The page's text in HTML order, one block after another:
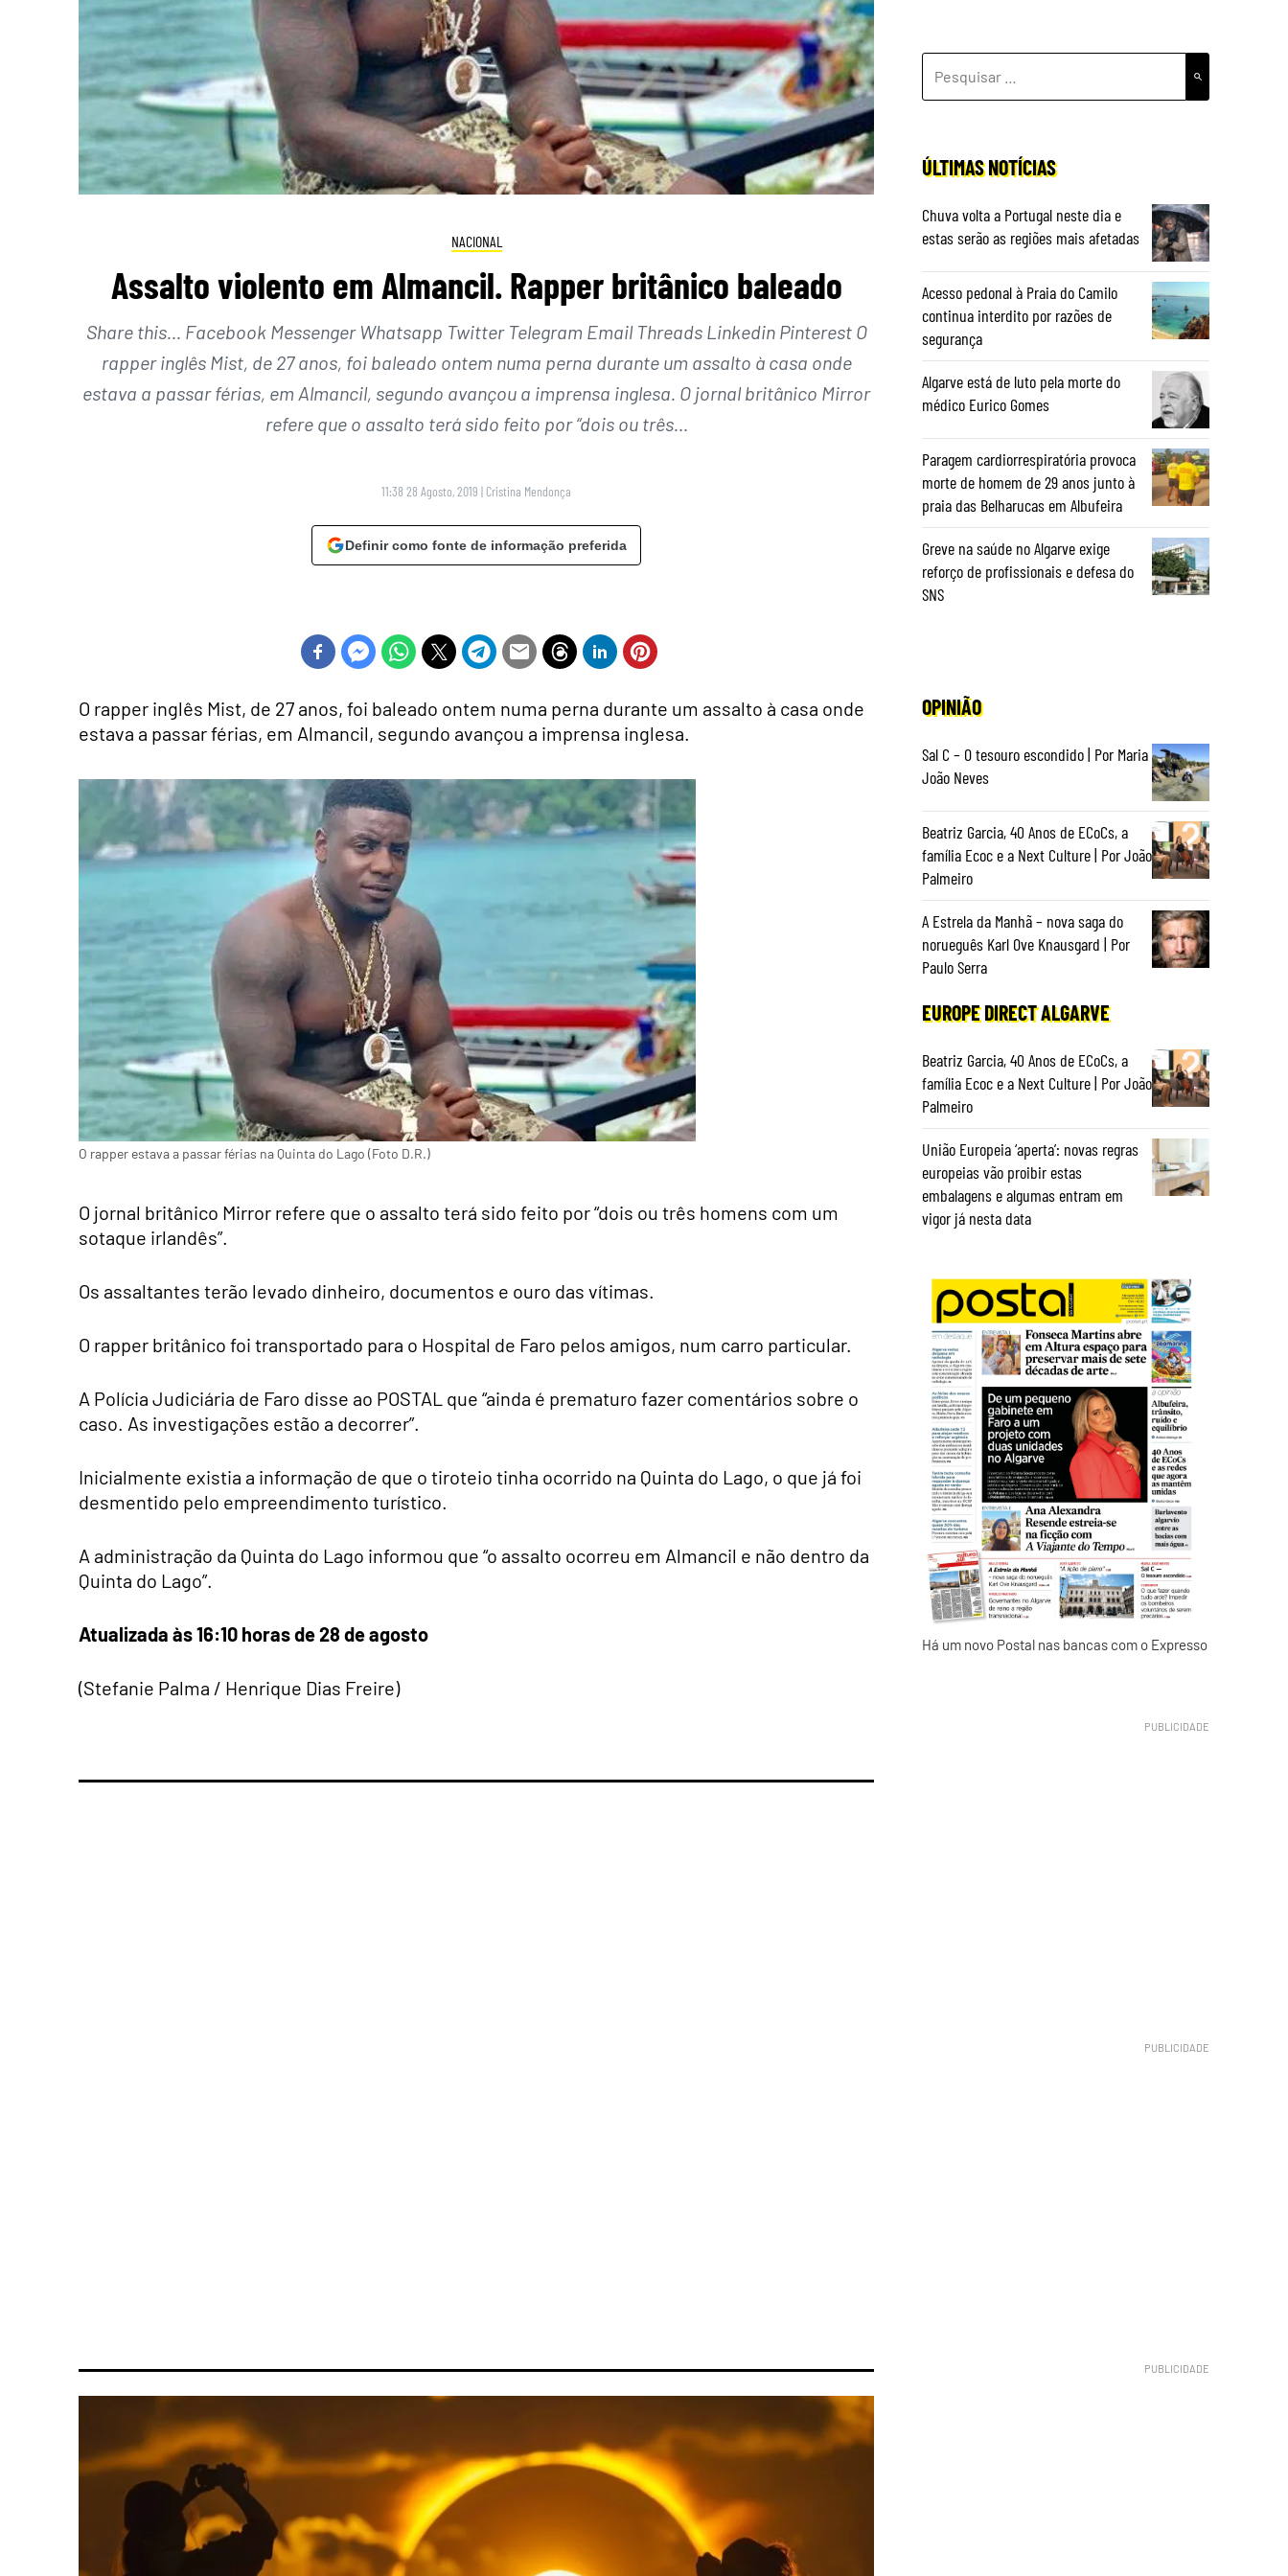
NACIONAL
Assalto violento em Almancil. Rapper britânico baleado
Share this… Facebook Messenger Whatsapp Twitter Telegram Email Threads Linkedin Pinterest O
rapper inglês Mist, de 27 anos, foi baleado ontem numa perna durante um assalto à casa onde
estava a passar férias, em Almancil, segundo avançou a imprensa inglesa. O jornal britânico Mirror
refere que o assalto terá sido feito por “dois ou três…
11:38 28 Agosto, 2019 | Cristina Mendonça
Definir como fonte de informação preferida
O rapper inglês Mist, de 27 anos, foi baleado ontem numa perna durante um assalto à casa onde
estava a passar férias, em Almancil, segundo avançou a imprensa inglesa.
O rapper estava a passar férias na Quinta do Lago (Foto D.R.)
O jornal britânico Mirror refere que o assalto terá sido feito por “dois ou três homens com um
sotaque irlandês”.
Os assaltantes terão levado dinheiro, documentos e ouro das vítimas.
O rapper britânico foi transportado para o Hospital de Faro pelos amigos, num carro particular.
A Polícia Judiciária de Faro disse ao POSTAL que “ainda é prematuro fazer comentários sobre o
caso. As investigações estão a decorrer”.
Inicialmente existia a informação de que o tiroteio tinha ocorrido na Quinta do Lago, o que já foi
desmentido pelo empreendimento turístico.
A administração da Quinta do Lago informou que “o assalto ocorreu em Almancil e não dentro da
Quinta do Lago”.
Atualizada às 16:10 horas de 28 de agosto
(Stefanie Palma / Henrique Dias Freire)
POR:
ÚLTIMAS NOTÍCIAS
Chuva volta a Portugal neste dia e
estas serão as regiões mais afetadas
Acesso pedonal à Praia do Camilo
continua interdito por razões de
segurança
Algarve está de luto pela morte do
médico Eurico Gomes
Paragem cardiorrespiratória provoca
morte de homem de 29 anos junto à
praia das Belharucas em Albufeira
Greve na saúde no Algarve exige
reforço de profissionais e defesa do
SNS
OPINIÃO
Sal C – O tesouro escondido | Por Maria
João Neves
Beatriz Garcia, 40 Anos de ECoCs, a
família Ecoc e a Next Culture | Por João
Palmeiro
A Estrela da Manhã – nova saga do
norueguês Karl Ove Knausgard | Por
Paulo Serra
EUROPE DIRECT ALGARVE
Beatriz Garcia, 40 Anos de ECoCs, a
família Ecoc e a Next Culture | Por João
Palmeiro
União Europeia ‘aperta’: novas regras
europeias vão proibir estas
embalagens e algumas entram em
vigor já nesta data
Há um novo Postal nas bancas com o Expresso